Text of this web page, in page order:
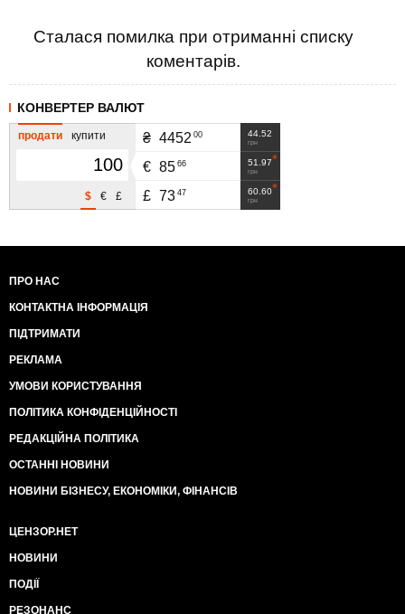
Сталася помилка при отриманні списку
коментарів.
КОНВЕРТЕР ВАЛЮТ
продати купити
£
€
$
44.52
грн
₴ 4452 00
51.97
грн
€ 85 66
60.60
грн
£ 73 47
ПРО НАС
КОНТАКТНА ІНФОРМАЦІЯ
ПІДТРИМАТИ
РЕКЛАМА
УМОВИ КОРИСТУВАННЯ
ПОЛІТИКА КОНФІДЕНЦІЙНОСТІ
РЕДАКЦІЙНА ПОЛІТИКА
ОСТАННІ НОВИНИ
НОВИНИ БІЗНЕСУ, ЕКОНОМІКИ, ФІНАНСІВ
ЦЕНЗОР.НЕТ
НОВИНИ
ПОДІЇ
РЕЗОНАНС